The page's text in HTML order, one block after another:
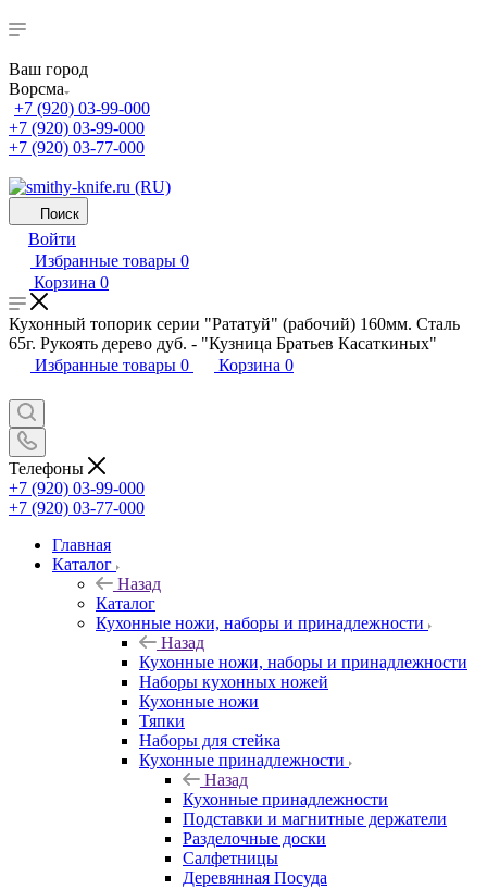
Ваш город
Ворсма
+7 (920) 03-99-000
+7 (920) 03-99-000
+7 (920) 03-77-000
Поиск
Войти
Избранные товары 0
Корзина 0
Кухонный топорик серии "Рататуй" (рабочий) 160мм. Сталь
65г. Рукоять дерево дуб. - "Кузница Братьев Касаткиных"
Избранные товары 0 Корзина 0
Телефоны
+7 (920) 03-99-000
+7 (920) 03-77-000
Главная
Каталог
Назад
Каталог
Кухонные ножи, наборы и принадлежности
Назад
Кухонные ножи, наборы и принадлежности
Наборы кухонных ножей
Кухонные ножи
Тяпки
Наборы для стейка
Кухонные принадлежности
Назад
Кухонные принадлежности
Подставки и магнитные держатели
Разделочные доски
Салфетницы
Деревянная Посуда